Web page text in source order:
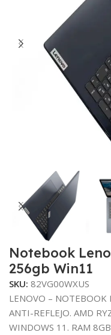
Notebook
256gb Win11
SKU: 82VG00WXUS
LENOVO –
ANTI-REFLEJO. AMD
WINDOWS 11. RAM